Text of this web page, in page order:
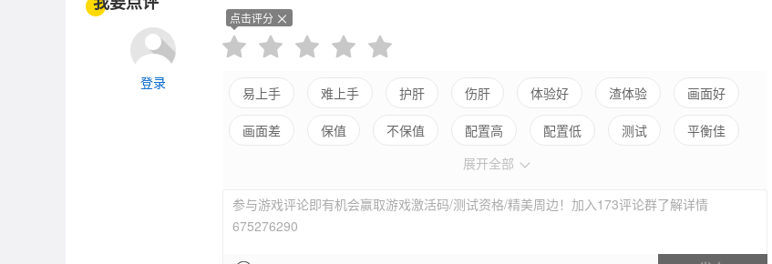
登录
点击评分
易上手 难上手 护肝 伤肝 体验好 渣体验 画面好
画面差 保值 不保值 配置高 配置低 测试 平衡佳
展开全部
参与游戏评论即有机会赢取游戏激活码/测试资格/精美周边！加入173评论群了解详情
675276290